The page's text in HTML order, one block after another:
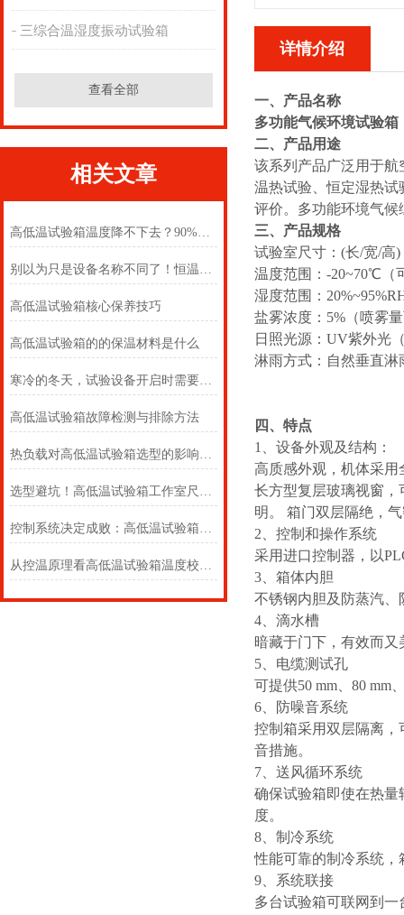
三综合温湿度振动试验箱
查看全部
相关文章
高低温试验箱温度降不下去？90%的故障都是这几个原因！
别以为只是设备名称不同了！恒温与交变试验箱怎么选
高低温试验箱核心保养技巧
高低温试验箱的的保温材料是什么
寒冷的冬天，试验设备开启时需要注意哪些呢
高低温试验箱故障检测与排除方法
热负载对高低温试验箱选型的影响机制及客户决策指南
选型避坑！高低温试验箱工作室尺寸，选对才不浪费、测的准
控制系统决定成败：高低温试验箱的 “大脑” 究竟有多强？
从控温原理看高低温试验箱温度校准的必要性
详情介绍
一、产品名称
多功能气候环境试验箱
二、产品用途
该系列产品广泛用于
温热试验、恒定湿热
评价。多功能环境气
三、产品规格
试验室尺寸：(长/宽/高)
温度范围：-20~70℃（
湿度范围：
盐雾浓度：5%（喷雾
日照光源：UV紫外光
淋雨方式：自然垂直
四、特点
1、设备外观及结构：
高质感外观，机体采
长方型复层玻璃视窗
明。 箱门双层隔绝，
2、控制和操作系统
采用进口控制器，以
3、箱体内胆
不锈钢内胆及防蒸汽
4、滴水槽
暗藏于门下，有效而
5、电缆测试孔
可提供50 mm、80 mm
6、防噪音系统
控制箱采用双层隔离，
音措施。
7、送风循环系统
确保试验箱即使在热
度。
8、制冷系统
性能可靠的制冷系统
9、系统联接
多台试验箱可联网到